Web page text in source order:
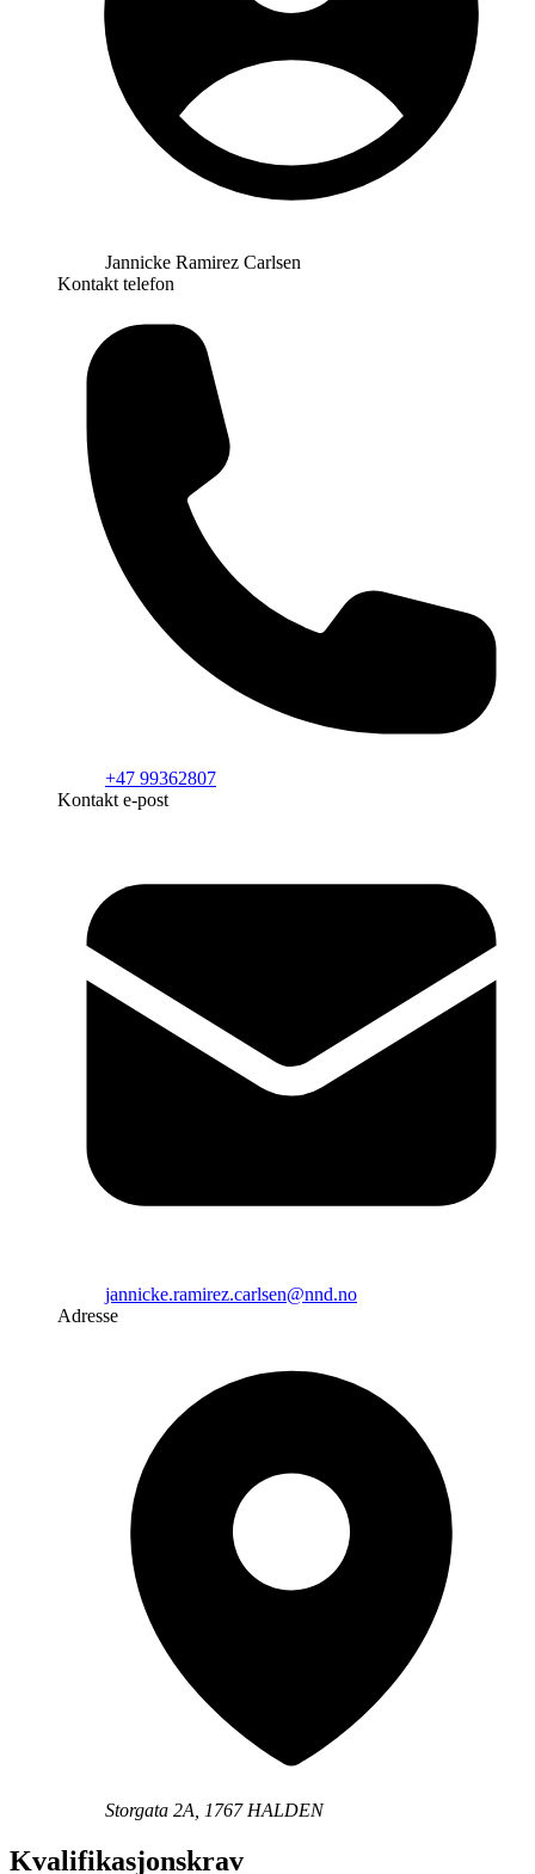
Jannicke Ramirez Carlsen
Kontakt telefon
+47 99362807
Kontakt e-post
jannicke.ramirez.carlsen@nnd.no
Adresse
Storgata 2A, 1767 HALDEN
Kvalifikasjonskrav